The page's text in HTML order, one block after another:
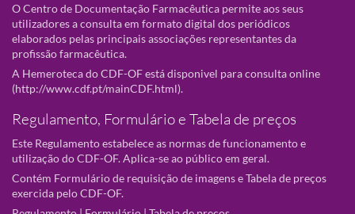
O Centro de Documentação Farmacêutica permite aos seus
utilizadores a consulta em formato digital dos periódicos
elaborados pelas principais associações representantes da
profissão farmacêutica.
A Hemeroteca do CDF-OF está disponivel para consulta online
(http://www.cdf.pt/mainCDF.html).
Regulamento, Formulário e Tabela de preços
Este Regulamento estabelece as normas de funcionamento e
utilização do CDF-OF. Aplica-se ao público em geral.
Contém Formulário de requisição de imagens e Tabela de preços
exercida pelo CDF-OF.